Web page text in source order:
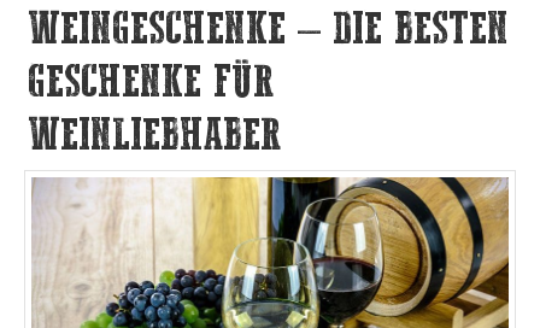
WEINGESCHENKE – DIE BESTEN
GESCHENKE FÜR
WEINLIEBHABER